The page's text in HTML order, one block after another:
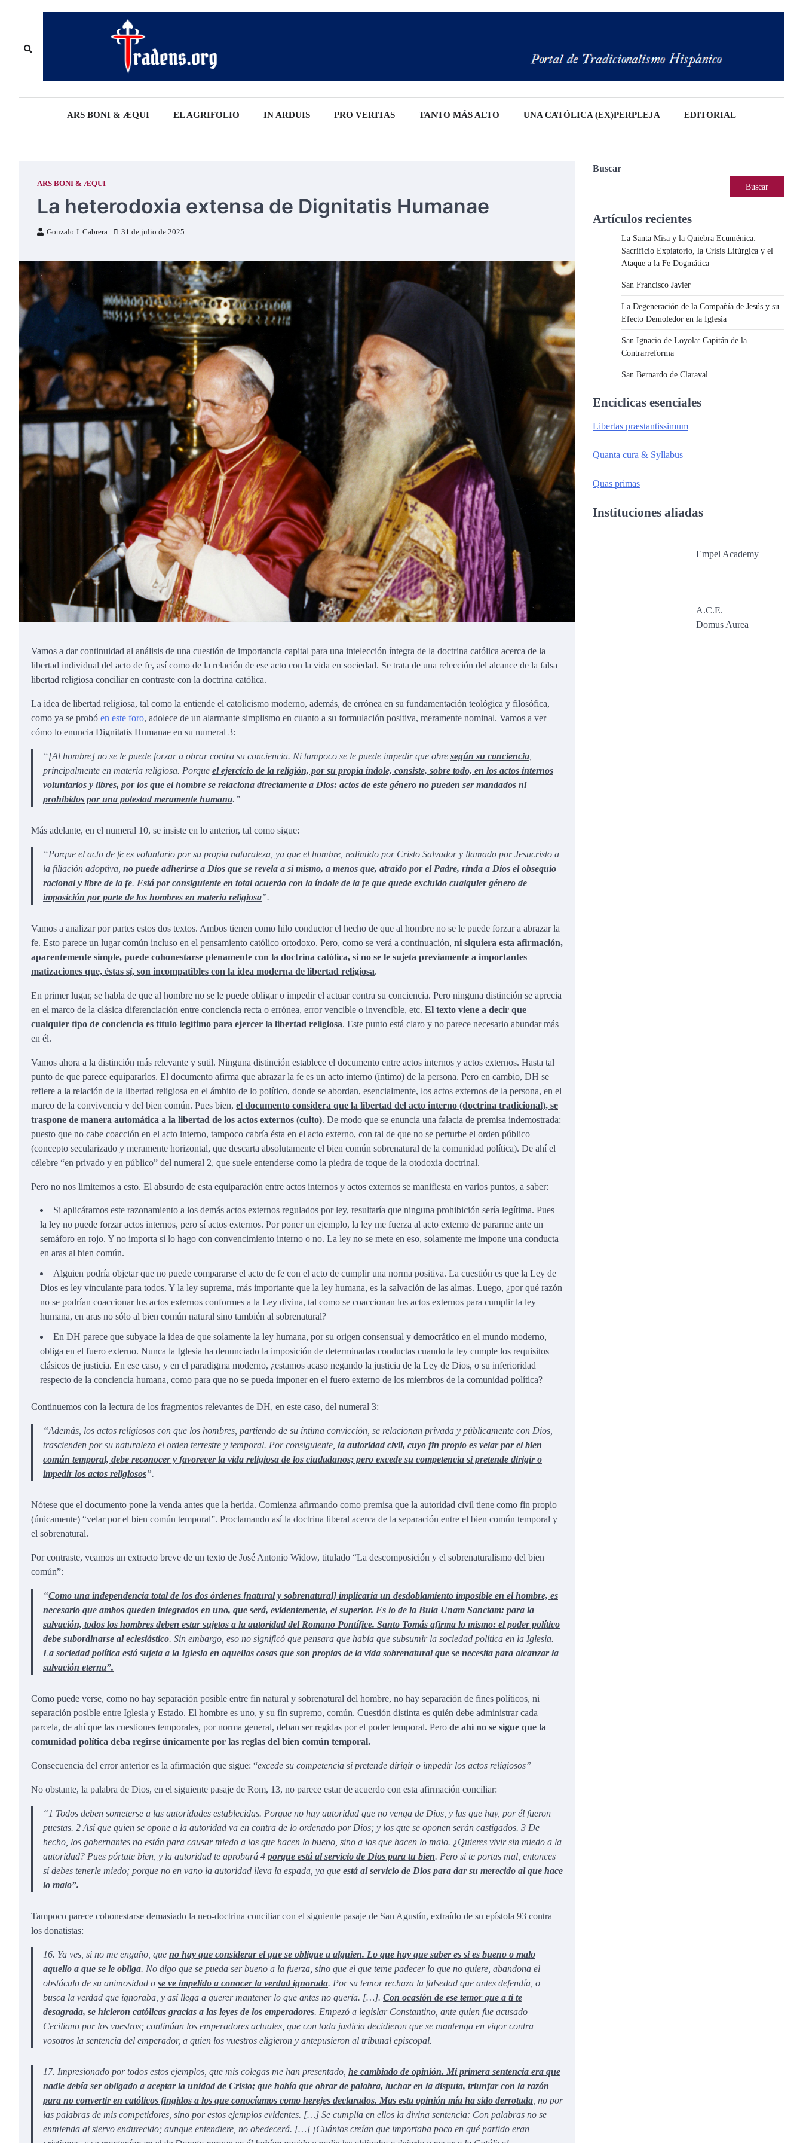
ARS BONI & ÆQUI EL AGRIFOLIO IN ARDUIS PRO VERITAS TANTO MÁS ALTO UNA CATÓLICA (EX)PERPLEJA EDITORIAL
ARS BONI & ÆQUI
La heterodoxia extensa de Dignitatis Humanae
Gonzalo J. Cabrera 31 de julio de 2025
Vamos a dar continuidad al análisis de una cuestión de importancia capital para una intelección íntegra de la doctrina católica acerca de la
libertad individual del acto de fe, así como de la relación de ese acto con la vida en sociedad. Se trata de una relección del alcance de la falsa
libertad religiosa conciliar en contraste con la doctrina católica.
La idea de libertad religiosa, tal como la entiende el catolicismo moderno, además, de errónea en su fundamentación teológica y filosófica,
como ya se probó en este foro, adolece de un alarmante simplismo en cuanto a su formulación positiva, meramente nominal. Vamos a ver
cómo lo enuncia Dignitatis Humanae en su numeral 3:
“[Al hombre] no se le puede forzar a obrar contra su conciencia. Ni tampoco se le puede impedir que obre según su conciencia
principalmente en materia religiosa. Porque el ejercicio de la religión, por su propia índole, consiste, sobre todo, en los actos internos
voluntarios y libres, por los que el hombre se relaciona directamente a Dios: actos de este género no pueden ser mandados ni
prohibidos por una potestad meramente humana.”
Más adelante, en el numeral 10, se insiste en lo anterior, tal como sigue:
“Porque el acto de fe es voluntario por su propia naturaleza, ya que el hombre, redimido por Cristo Salvador y llamado por Jesucristo a
la filiación adoptiva, no puede adherirse a Dios que se revela a sí mismo, a menos que, atraído por el Padre, rinda a Dios el obsequio
racional y libre de la fe. Está por consiguiente en total acuerdo con la índole de la fe que quede excluido cualquier género de
imposición por parte de los hombres en materia religiosa”.
Vamos a analizar por partes estos dos textos. Ambos tienen como hilo conductor el hecho de que al hombre no se le puede forzar a abrazar la
fe. Esto parece un lugar común incluso en el pensamiento católico ortodoxo. Pero, como se verá a continuación, ni siquiera esta afirmación,
aparentemente simple, puede cohonestarse plenamente con la doctrina católica, si no se le sujeta previamente a importantes
matizaciones que, éstas sí, son incompatibles con la idea moderna de libertad religiosa.
En primer lugar, se habla de que al hombre no se le puede obligar o impedir el actuar contra su conciencia. Pero ninguna distinción se aprecia
en el marco de la clásica diferenciación entre conciencia recta o errónea, error vencible o invencible, etc. El texto viene a decir que
cualquier tipo de conciencia es título legítimo para ejercer la libertad religiosa. Este punto está claro y no parece necesario abundar más
en él.
Vamos ahora a la distinción más relevante y sutil. Ninguna distinción establece el documento entre actos internos y actos externos. Hasta tal
punto de que parece equipararlos. El documento afirma que abrazar la fe es un acto interno (íntimo) de la persona. Pero en cambio, DH se
refiere a la relación de la libertad religiosa en el ámbito de lo político, donde se abordan, esencialmente, los actos externos de la persona, en el
marco de la convivencia y del bien común. Pues bien, el documento considera que la libertad del acto interno (doctrina tradicional), se
traspone de manera automática a la libertad de los actos externos (culto). De modo que se enuncia una falacia de premisa indemostrada:
puesto que no cabe coacción en el acto interno, tampoco cabría ésta en el acto externo, con tal de que no se perturbe el orden público
(concepto secularizado y meramente horizontal, que descarta absolutamente el bien común sobrenatural de la comunidad política). De ahí el
célebre “en privado y en público” del numeral 2, que suele entenderse como la piedra de toque de la otodoxia doctrinal.
Pero no nos limitemos a esto. El absurdo de esta equiparación entre actos internos y actos externos se manifiesta en varios puntos, a saber:
Si aplicáramos este razonamiento a los demás actos externos regulados por ley, resultaría que ninguna prohibición sería legítima. Pues
la ley no puede forzar actos internos, pero sí actos externos. Por poner un ejemplo, la ley me fuerza al acto externo de pararme ante un
semáforo en rojo. Y no importa si lo hago con convencimiento interno o no. La ley no se mete en eso, solamente me impone una conducta
en aras al bien común.
Alguien podría objetar que no puede compararse el acto de fe con el acto de cumplir una norma positiva. La cuestión es que la Ley de
Dios es ley vinculante para todos. Y la ley suprema, más importante que la ley humana, es la salvación de las almas. Luego, ¿por qué razón
no se podrían coaccionar los actos externos conformes a la Ley divina, tal como se coaccionan los actos externos para cumplir la ley
humana, en aras no sólo al bien común natural sino también al sobrenatural?
En DH parece que subyace la idea de que solamente la ley humana, por su origen consensual y democrático en el mundo moderno,
obliga en el fuero externo. Nunca la Iglesia ha denunciado la imposición de determinadas conductas cuando la ley cumple los requisitos
clásicos de justicia. En ese caso, y en el paradigma moderno, ¿estamos acaso negando la justicia de la Ley de Dios, o su inferioridad
respecto de la conciencia humana, como para que no se pueda imponer en el fuero externo de los miembros de la comunidad política?
Continuemos con la lectura de los fragmentos relevantes de DH, en este caso, del numeral 3:
“Además, los actos religiosos con que los hombres, partiendo de su íntima convicción, se relacionan privada y públicamente con Dios,
trascienden por su naturaleza el orden terrestre y temporal. Por consiguiente, la autoridad civil, cuyo fin propio es velar por el bien
común temporal, debe reconocer y favorecer la vida religiosa de los ciudadanos; pero excede su competencia si pretende dirigir o
impedir los actos religiosos”.
Nótese que el documento pone la venda antes que la herida. Comienza afirmando como premisa que la autoridad civil tiene como fin propio
(únicamente) “velar por el bien común temporal”. Proclamando así la doctrina liberal acerca de la separación entre el bien común temporal y
el sobrenatural.
Por contraste, veamos un extracto breve de un texto de José Antonio Widow, titulado “La descomposición y el sobrenaturalismo del bien
común”:
“Como una independencia total de los dos órdenes [natural y sobrenatural] implicaría un desdoblamiento imposible en el hombre, es
necesario que ambos queden integrados en uno, que será, evidentemente, el superior. Es lo de la Bula Unam Sanctam: para la
salvación, todos los hombres deben estar sujetos a la autoridad del Romano Pontífice. Santo Tomás afirma lo mismo: el poder político
debe subordinarse al eclesiástico. Sin embargo, eso no significó que pensara que había que subsumir la sociedad política en la Iglesia.
La sociedad política está sujeta a la Iglesia en aquellas cosas que son propias de la vida sobrenatural que se necesita para alcanzar la
salvación eterna”.
Como puede verse, como no hay separación posible entre fin natural y sobrenatural del hombre, no hay separación de fines políticos, ni
separación posible entre Iglesia y Estado. El hombre es uno, y su fin supremo, común. Cuestión distinta es quién debe administrar cada
parcela, de ahí que las cuestiones temporales, por norma general, deban ser regidas por el poder temporal. Pero de ahí no se sigue que la
comunidad política deba regirse únicamente por las reglas del bien común temporal.
Consecuencia del error anterior es la afirmación que sigue: “excede su competencia si pretende dirigir o impedir los actos religiosos”
No obstante, la palabra de Dios, en el siguiente pasaje de Rom, 13, no parece estar de acuerdo con esta afirmación conciliar:
“1 Todos deben someterse a las autoridades establecidas. Porque no hay autoridad que no venga de Dios, y las que hay, por él fueron
puestas. 2 Así que quien se opone a la autoridad va en contra de lo ordenado por Dios; y los que se oponen serán castigados. 3 De
hecho, los gobernantes no están para causar miedo a los que hacen lo bueno, sino a los que hacen lo malo. ¿Quieres vivir sin miedo a la
autoridad? Pues pórtate bien, y la autoridad te aprobará 4 porque está al servicio de Dios para tu bien. Pero si te portas mal, entonces
sí debes tenerle miedo; porque no en vano la autoridad lleva la espada, ya que está al servicio de Dios para dar su merecido al que hace
lo malo”.
Tampoco parece cohonestarse demasiado la neo-doctrina conciliar con el siguiente pasaje de San Agustín, extraído de su epístola 93 contra
los donatistas:
16. Ya ves, si no me engaño, que no hay que considerar el que se obligue a alguien. Lo que hay que saber es si es bueno o malo
aquello a que se le obliga. No digo que se pueda ser bueno a la fuerza, sino que el que teme padecer lo que no quiere, abandona el
obstáculo de su animosidad o se ve impelido a conocer la verdad ignorada. Por su temor rechaza la falsedad que antes defendía, o
busca la verdad que ignoraba, y así llega a querer mantener lo que antes no quería. […]. Con ocasión de ese temor que a ti te
desagrada, se hicieron católicas gracias a las leyes de los emperadores. Empezó a legislar Constantino, ante quien fue acusado
Ceciliano por los vuestros; continúan los emperadores actuales, que con toda justicia decidieron que se mantenga en vigor contra
vosotros la sentencia del emperador, a quien los vuestros eligieron y antepusieron al tribunal episcopal.
17. Impresionado por todos estos ejemplos, que mis colegas me han presentado, he cambiado de opinión. Mi primera sentencia era que
nadie debía ser obligado a aceptar la unidad de Cristo; que había que obrar de palabra, luchar en la disputa, triunfar con la razón
para no convertir en católicos fingidos a los que conocíamos como herejes declarados. Mas esta opinión mía ha sido derrotada , no por
las palabras de mis competidores, sino por estos ejemplos evidentes. […] Se cumplía en ellos la divina sentencia: Con palabras no se
enmienda al siervo endurecido; aunque entendiere, no obedecerá. […] ¡Cuántos creían que importaba poco en qué partido eran
Buscar
Buscar
Artículos recientes
La Santa Misa y la Quiebra Ecuménica:
Sacrificio Expiatorio, la Crisis Litúrgica y el
Ataque a la Fe Dogmática
San Francisco Javier
La Degeneración de la Compañía de Jesús y su
Efecto Demoledor en la Iglesia
San Ignacio de Loyola: Capitán de la
Contrarreforma
San Bernardo de Claraval
Encíclicas esenciales
Libertas præstantissimum
Quanta cura & Syllabus
Quas primas
Instituciones aliadas
Empel Academy
A.C.E.
Domus Aurea